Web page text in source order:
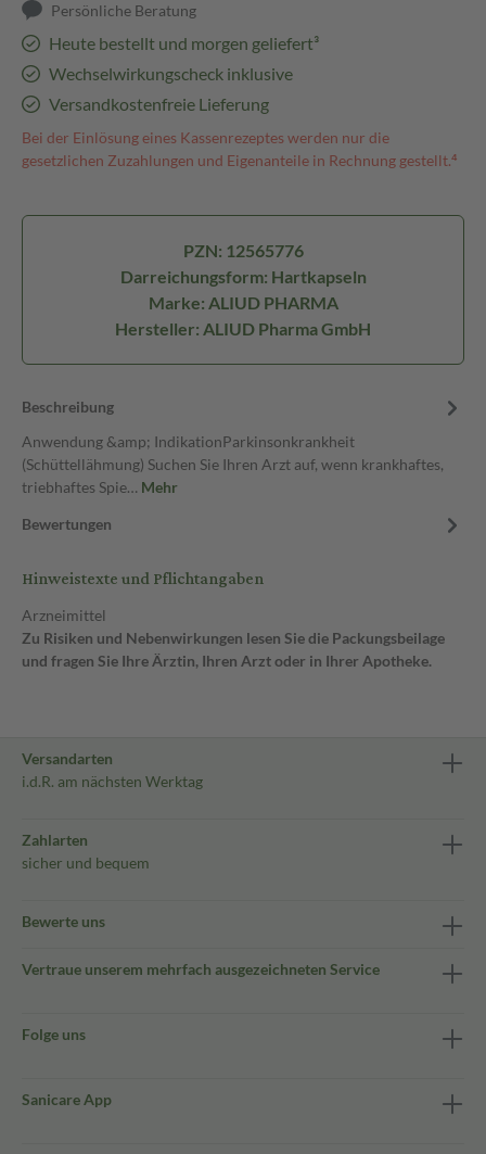
Persönliche Beratung
Heute bestellt und morgen geliefert³
Wechselwirkungscheck inklusive
Versandkostenfreie Lieferung
Bei der Einlösung eines Kassenrezeptes werden nur die
gesetzlichen Zuzahlungen und Eigenanteile in Rechnung gestellt.⁴
PZN: 12565776
Darreichungsform: Hartkapseln
Marke: ALIUD PHARMA
Hersteller: ALIUD Pharma GmbH
Beschreibung
Anwendung &amp; IndikationParkinsonkrankheit
(Schüttellähmung) Suchen Sie Ihren Arzt auf, wenn krankhaftes,
triebhaftes Spie… Mehr
Bewertungen
Hinweistexte und Pflichtangaben
Arzneimittel
Zu Risiken und Nebenwirkungen lesen Sie die Packungsbeilage
und fragen Sie Ihre Ärztin, Ihren Arzt oder in Ihrer Apotheke.
Versandarten
i.d.R. am nächsten Werktag
Zahlarten
sicher und bequem
Bewerte uns
Vertraue unserem mehrfach ausgezeichneten Service
Folge uns
Sanicare App